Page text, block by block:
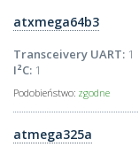
atxmega64b3
Transceivery UART: 1
I²C: 1
Podobieństwo: zgodne
atmega325a